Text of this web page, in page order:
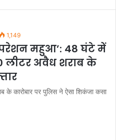
1,149
महुआ’: 48 घंटे में
लीटर अवैध शराब के
के कारोबार पर पुलिस ने ऐसा शिकंजा कसा